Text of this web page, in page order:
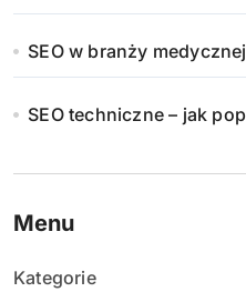
SEO w branży
SEO techniczne – jak
Menu
Kategorie